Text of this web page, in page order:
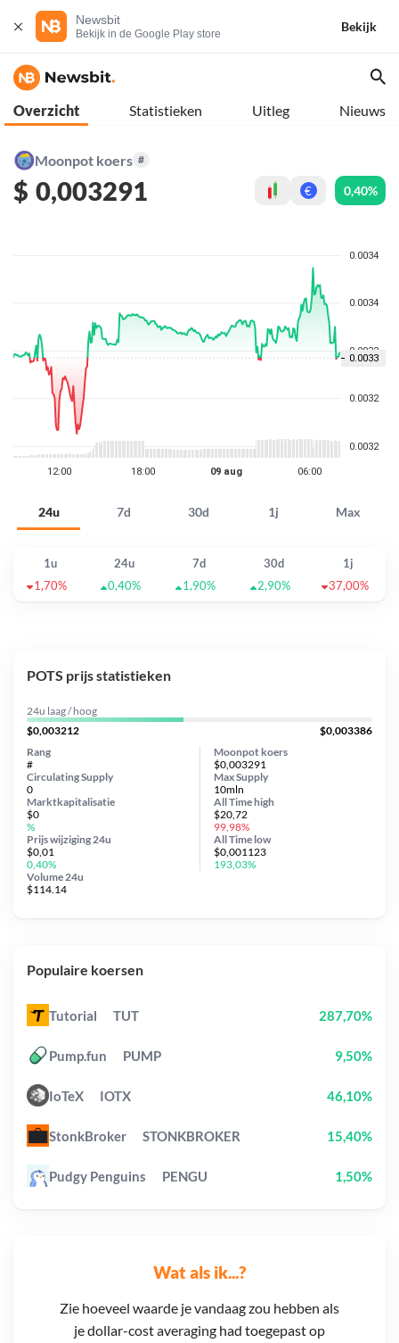
Newsbit
Bekijk in de Google Play store
Bekijk
Overzicht Statistieken Uitleg Nieuws
Moonpot koers #
$ 0,003291 € 0,40%
24u 7d 30d 1j Max
1u 24u 7d 30d
1j
1,70%
0,40% 1,90% 2,90% 37,00%
Wat als ik...?
Zie hoeveel waarde je vandaag zou hebben als
je dollar-cost averaging had toegepast op
POTS prijs statistieken
24u laag / hoog
$0,003212
$0,003386
Moonpot koers
$0,003291
Circulating Supply
0
Prijs wijziging24u
$0,01
0,40%
Max Supply
10mln
Marktkapitalisatie
$0
%
Volume 24u
$114.14
Rang
#
All Timehigh
$20,72
99,98%
All Time low
$0,001123
193,03%
Populaire koersen
Tutorial TUT 287,70%
Pump.fun PUMP 9,50%
IoTeX IOTX 46,10%
StonkBroker STONKBROKER 15,40%
Pudgy Penguins PENGU 1,50%